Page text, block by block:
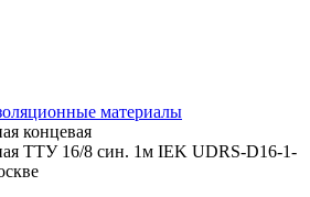
материалы
концевая